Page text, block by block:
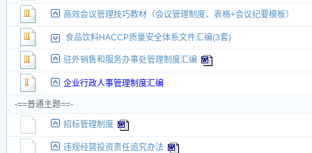
高效会议管理技巧教材（会议管理制度、表格+会议纪要模板）
食品饮料HACCP质量安全体系文件汇编(3套)
驻外销售和服务办事处管理制度汇编
企业行政人事管理制度汇编
-==普通主题==-
招标管理制度
违规经营投资责任追究办法